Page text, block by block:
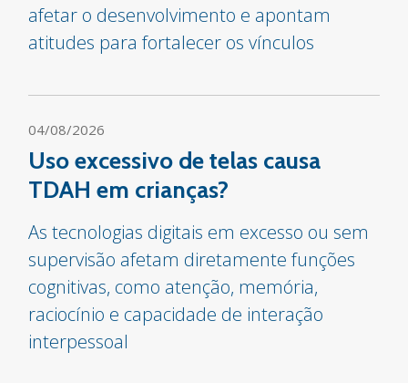
afetar o desenvolvimento e apontam
atitudes para fortalecer os vínculos
04/08/2026
Uso excessivo de telas causa
TDAH em crianças?
As tecnologias digitais em excesso ou sem
supervisão afetam diretamente funções
cognitivas, como atenção, memória,
raciocínio e capacidade de interação
interpessoal